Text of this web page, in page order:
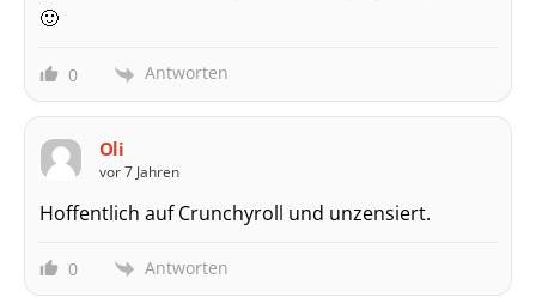
🙂
0 Antworten
Oli
vor 7 Jahren
Hoffentlich auf Crunchyroll und unzensiert.
0 Antworten